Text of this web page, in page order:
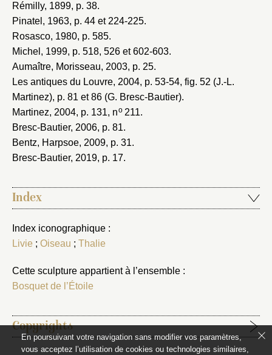
Rémilly, 1899, p. 38.
Pinatel, 1963, p. 44 et 224-225.
Rosasco, 1980, p. 585.
Michel, 1999, p. 518, 526 et 602-603.
Aumaître, Morisseau, 2003, p. 25.
Les antiques du Louvre, 2004, p. 53-54, fig. 52 (J.-L.
Martinez), p. 81 et 86 (G. Bresc-Bautier).
Martinez, 2004, p. 131, no211.
Bresc-Bautier, 2006, p. 81.
Bentz, Harpsoe, 2009, p. 31.
Bresc-Bautier, 2019, p. 17.
Index
Index iconographique :
Livie ; Oiseau ; Thalie
Cette sculpture appartient à l’ensemble :
Bosquet de l’Étoile
Copyrights
En poursuivant votre navigation sans modifier vos paramètres,
vous acceptez l’utilisation de cookies ou technologies similaires,